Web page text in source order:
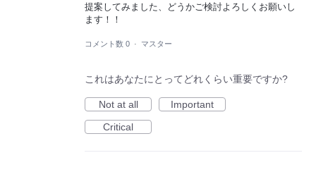
提案してみました、どうかご検討よろしくお願いし
ます！！
コメント数 0 · マスター
これはあなたにとってどれくらい重要ですか?
Not at all
Important
Critical